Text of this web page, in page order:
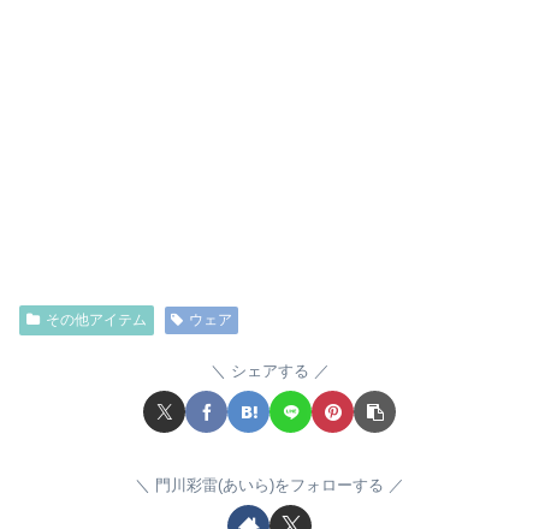
その他アイテム ウェア
シェアする
門川彩雷(あいら)をフォローする